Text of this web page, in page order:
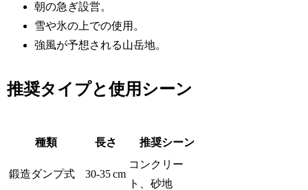
朝の急ぎ設営。
雪や氷の上での使用。
強風が予想される山岳地。
推奨タイプと使用シーン
種類 長さ 推奨シーン
鍛造ダンプ式 30‑35 cm
コンクリー
ト、砂地